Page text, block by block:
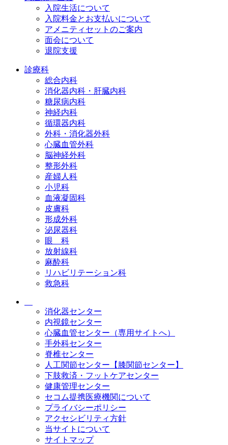
入院生活について
入院料金とお支払いについて
アメニティセットのご案内
面会について
退院支援
診療科
総合内科
消化器内科・肝臓内科
糖尿病内科
神経内科
循環器内科
外科・消化器外科
心臓血管外科
脳神経外科
整形外科
産婦人科
小児科
血液凝固科
皮膚科
形成外科
泌尿器科
眼 科
放射線科
麻酔科
リハビリテーション科
救急科
消化器センター
内視鏡センター
心臓血管センター（専用サイトへ）
手外科センター
脊椎センター
人工関節センター【膝関節センター】
下肢救済・フットケアセンター
健康管理センター
セコム提携医療機関について
プライバシーポリシー
アクセシビリティ方針
当サイトについて
サイトマップ